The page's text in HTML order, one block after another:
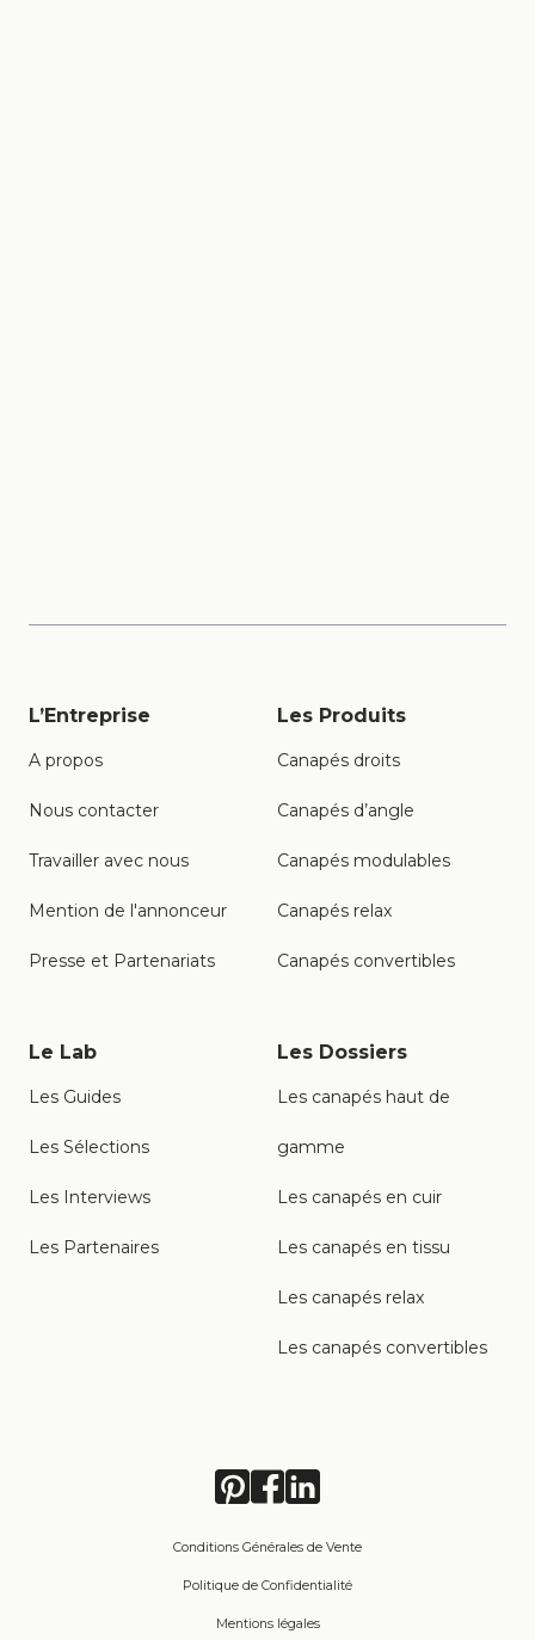
L’Entreprise
A propos
Nous contacter
Travailler avec nous
Mention de l'annonceur
Presse et Partenariats
Les Produits
Canapés droits
Canapés d’angle
Canapés modulables
Canapés relax
Canapés convertibles
Le Lab
Les Guides
Les Sélections
Les Interviews
Les Partenaires
Les Dossiers
Les canapés haut de
gamme
Les canapés en cuir
Les canapés en tissu
Les canapés relax
Les canapés convertibles
Conditions Générales de Vente
Politique de Confidentialité
Mentions légales